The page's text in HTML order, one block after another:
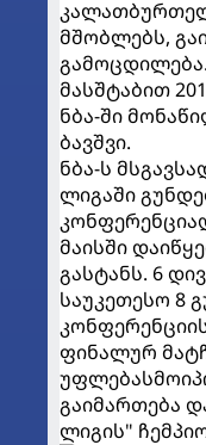
მშობლებს,
მასშტაბით
ნბა-ში
ბავშვი.
ნბა-ს
ლიგაში
მაისში
გასტანს. 6
საუკეთესო 8
ფინალურ
გაიმართება
ლიგის"